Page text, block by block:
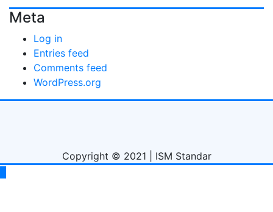
Meta
Log in
Entries feed
Comments feed
WordPress.org
Copyright © 2021 | ISM Standar